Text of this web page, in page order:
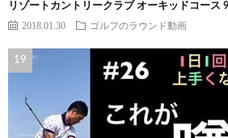
リゾートカントリークラブ オーキッドコース
2018.01.30 ゴルフのラウンド動画